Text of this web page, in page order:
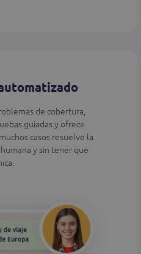
de cobertura,
guiadas y ofrece
casos resuelve la
y sin tener que